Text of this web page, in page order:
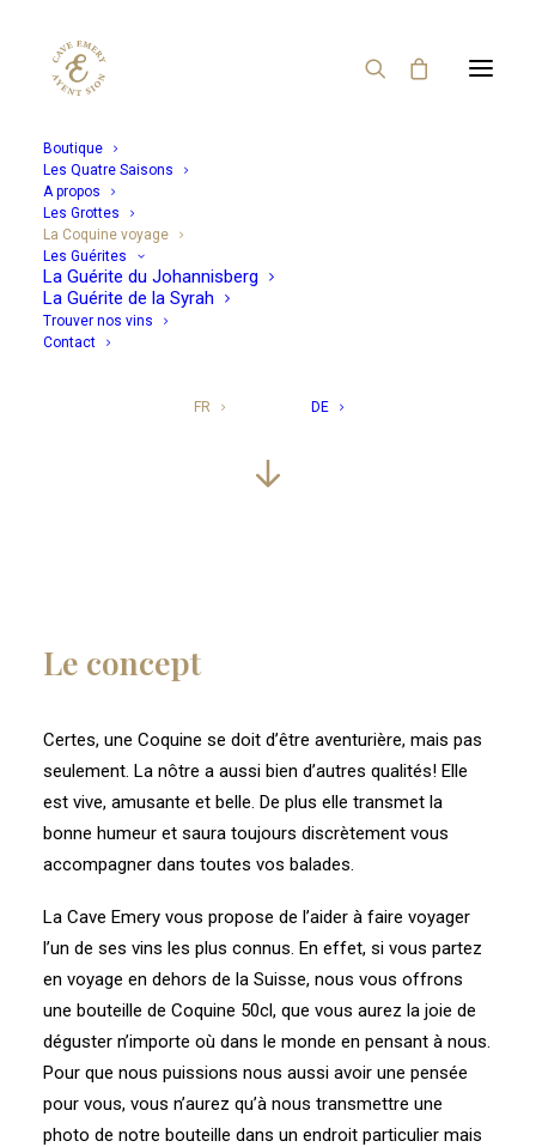
Boutique
Les Quatre Saisons
A propos
Les Grottes
La Coquine voyage
Les Guérites
La Guérite du Johannisberg
La Guérite de la Syrah
Trouver nos vins
Contact
FR DE
La Coquine voyage
Découvrez et participez gratuitement au concours et aux
aventures de notre Coquine à travers le monde.
Le concept
Certes, une Coquine se doit d’être aventurière, mais pas
seulement. La nôtre a aussi bien d’autres qualités! Elle
est vive, amusante et belle. De plus elle transmet la
bonne humeur et saura toujours discrètement vous
accompagner dans toutes vos balades.
La Cave Emery vous propose de l’aider à faire voyager
l’un de ses vins les plus connus. En effet, si vous partez
en voyage en dehors de la Suisse, nous vous offrons
une bouteille de Coquine 50cl, que vous aurez la joie de
déguster n’importe où dans le monde en pensant à nous.
Pour que nous puissions nous aussi avoir une pensée
pour vous, vous n’aurez qu’à nous transmettre une
photo de notre bouteille dans un endroit particulier mais